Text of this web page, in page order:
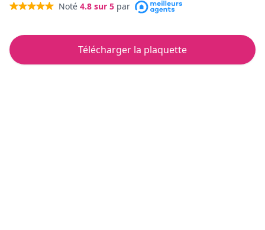
Noté 4.8 sur 5 par
Télécharger la plaquette